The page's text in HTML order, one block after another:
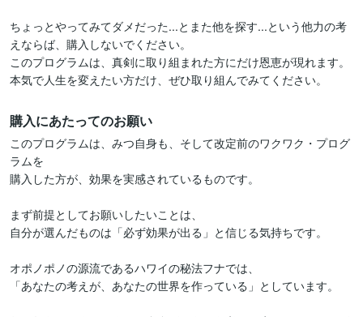
ちょっとやってみてダメだった...とまた他を探す...という他力の考
えならば、購入しないでください。
このプログラムは、真剣に取り組まれた方にだけ恩恵が現れます。
本気で人生を変えたい方だけ、ぜひ取り組んでみてください。
購入にあたってのお願い
このプログラムは、みつ自身も、そして改定前のワクワク・プログ
ラムを
購入した方が、効果を実感されているものです。
まず前提としてお願いしたいことは、
自分が選んだものは「必ず効果が出る」と信じる気持ちです。
オポノポノの源流であるハワイの秘法フナでは、
「あなたの考えが、あなたの世界を作っている」としています。